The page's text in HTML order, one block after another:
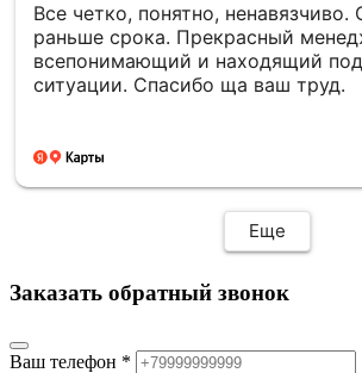
Большое спасибо!
Все четко, понятно,
раньше срока. Прекрасный
всепонимающий и находящий
ситуации. Спасибо ща ваш труд.
Еще
Заказать обратный звонок
Ваш телефон *